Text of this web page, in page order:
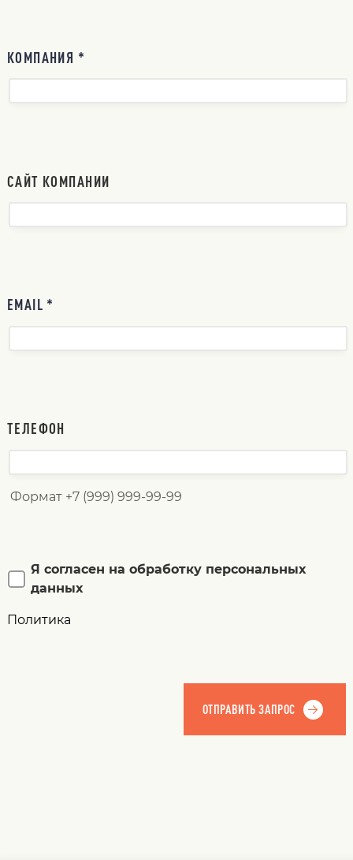
КОМПАНИЯ *
САЙТ КОМПАНИИ
EMAIL *
ТЕЛЕФОН
Формат +7 (999) 999-99-99
Я согласен на обработку персональных
данных
Политика